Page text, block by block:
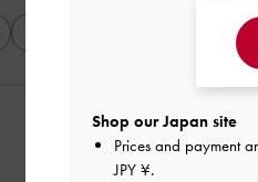
デザ
全て
高見え
Shop our Japan site
Prices and payment
JPY ¥.